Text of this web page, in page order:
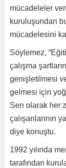
mücadeleler
kuruluşundan
mücadelesini
Söylemez,
çalışma
genişletilmesi
gelmesi için
Sen olarak her
çalışanlarının
diye konuştu.
1992 yılında
tarafından